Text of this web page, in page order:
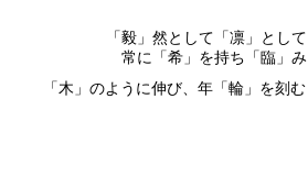
​「毅」然として「凛」として
常に「希」を持ち「臨」み
「木」のように伸び、年「輪」を刻む